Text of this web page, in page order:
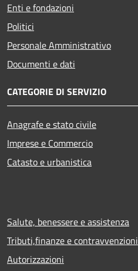
Enti e fondazioni
Politici
Personale Amministrativo
Documenti e dati
CATEGORIE DI SERVIZIO
Anagrafe e stato civile
Imprese e Commercio
Catasto e urbanistica
Salute, benessere e assistenza
Tributi,finanze e contravvenzioni
Autorizzazioni